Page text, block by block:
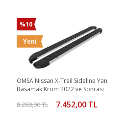
%10
Yeni
OMSA Nissan X-Trail Sideline Yan
Basamak Krom 2022 ve Sonrası
8.280,00 TL 7.452,00 TL